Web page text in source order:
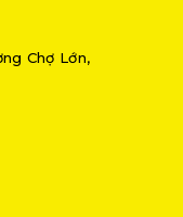
Chợ Lớn,